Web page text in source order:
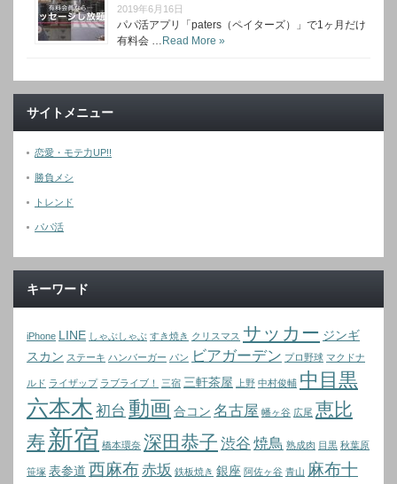
2019年6月16日
パパ活アプリ「paters（ペイターズ）」で1ヶ月だけ
有料会 … Read More »
サイトメニュー
恋愛・モテ力UP!!
勝負メシ
トレンド
パパ活
キーワード
iPhone LINE しゃぶしゃぶ すき焼き クリスマス サッカー ジンギ
スカン ステーキ ハンバーガー パン ビアガーデン プロ野球 マクドナ
ルド ライザップ ラブライブ！ 三宿 三軒茶屋 上野 中村俊輔 中目黒
六本木 初台 動画 合コン 名古屋 幡ヶ谷 広尾 恵比
寿 新宿 橋本環奈 深田恭子 渋谷 焼鳥 熟成肉 目黒 秋葉原
笹塚 表参道 西麻布赤坂 鉄板焼き 銀座 阿佐ヶ谷 青山 麻布十